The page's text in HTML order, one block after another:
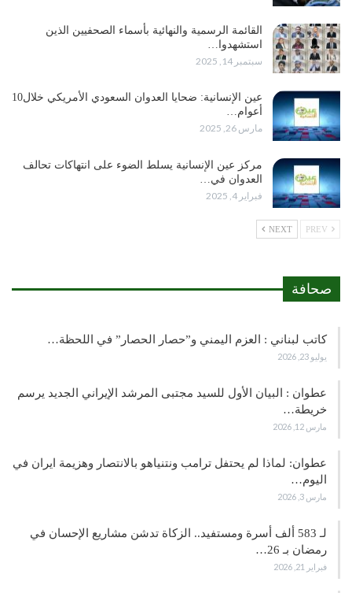
القائمة الرسمية والنهائية بأسماء الصحفيين الذين
استشهدوا…
سبتمبر 14, 2025
عين الإنسانية: ضحايا العدوان السعودي الأمريكي خلال10
أعوام…
مارس 26, 2025
مركز عين الإنسانية يسلط الضوء على انتهاكات تحالف
العدوان في…
فبراير 4, 2025
NEXT
صحافة
كاتب لبناني : العزم اليمني و”حصار الحصار” في اللحظة…
يوليو 23, 2026
عطوان : البيان الأول للسيد مجتبى المرشد الإيراني الجديد يرسم
خريطة…
مارس 12, 2026
عطوان: لماذا لم يحتفل ترامب ونتنياهو بالانتصار وهزيمة ايران في
اليوم…
مارس 3, 2026
لـ 583 ألف أسرة ومستفيد.. الزكاة تدشن مشاريع الإحسان في
رمضان بـ 26…
فبراير 21, 2026